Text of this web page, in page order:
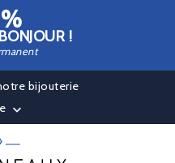
!
bijouterie
